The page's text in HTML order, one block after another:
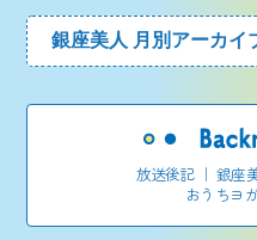
放送後記｜銀座
おうちヨ